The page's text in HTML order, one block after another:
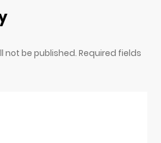
not be published. Required fields